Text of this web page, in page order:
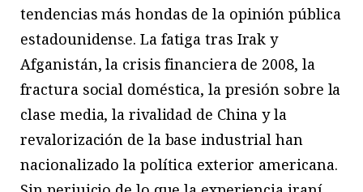
tendencias más hondas de la opinión pública
estadounidense. La fatiga tras Irak y
Afganistán, la crisis financiera de 2008, la
fractura social doméstica, la presión sobre la
clase media, la rivalidad de China y la
revalorización de la base industrial han
nacionalizado la política exterior americana.